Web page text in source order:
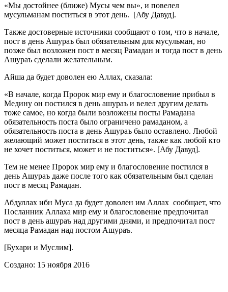
«Мы достойнее (ближе) Мусы чем вы», и повелел
мусульманам поститься в этот день. [Абу Давуд].
Также достоверные источники сообщают о том, что в начале,
пост в день Ашураъ был обязательным для мусульман, но
позже был возложен пост в месяц Рамадан и тогда пост в день
Ашураъ сделали желательным.
Айша да будет доволен ею Аллах, сказала:
«В начале, когда Пророк мир ему и благословение прибыл в
Медину он постился в день ашураъ и велел другим делать
тоже самое, но когда были возложены посты Рамадана
обязательность поста было ограничено рамаданом, а
обязательность поста в день Ашураъ было оставлено. Любой
желающий может поститься в этот день, также как любой кто
не хочет поститься, может и не поститься». [Абу Давуд].
Тем не менее Пророк мир ему и благословение постился в
день Ашураъ даже после того как обязательным был сделан
пост в месяц Рамадан.
Абдуллах ибн Муса да будет доволен им Аллах сообщает, что
Посланник Аллаха мир ему и благословение предпочитал
пост в день ашураъ над другими днями, и предпочитал пост
месяца Рамадан над постом Ашураъ.
[Бухари и Муслим].
Создано: 15 ноября 2016